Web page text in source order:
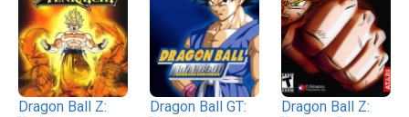
Dragon Ball Z:
Dragon Ball GT:
Dragon Ball Z: